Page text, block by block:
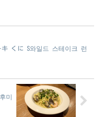
キ くに S와일드 스테이크 런
미